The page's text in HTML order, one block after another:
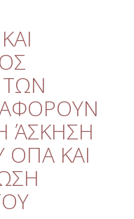
ΆΣΚΗΣΗ
ΚΑΙ